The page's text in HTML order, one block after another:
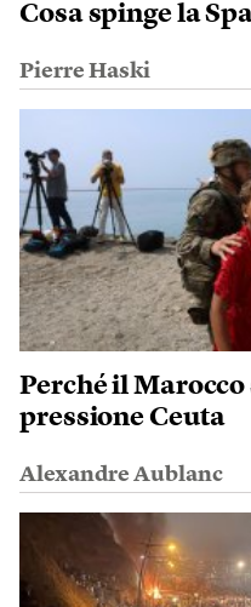
Cosa spinge la
Pierre Haski
Perché il
pressione Ceuta
Alexandre Aublanc